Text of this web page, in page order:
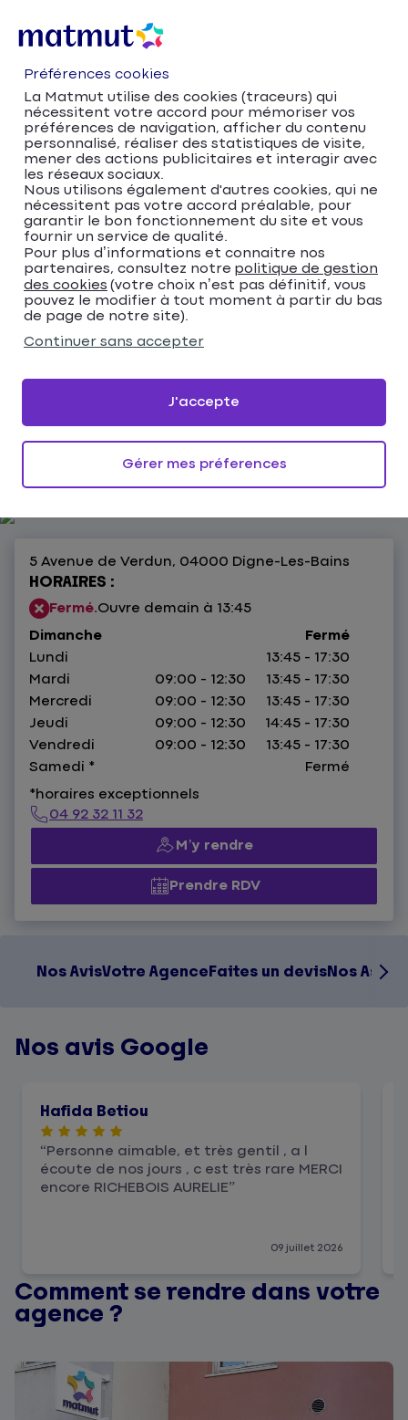
Accueil
Trouver votre agence Matmut
Provence-Alpes-Côte d'Azur
Alpes-de-Haute-Provence
Digne-les-Bains
Matmut Assurances 5 Avenue de Verdun,
Digne-les-Bains
Matmut Assurances 5
Avenue de Verdun,
Digne-les-Bains
5 Avenue de Verdun, 04000 Digne-Les-Bains
HORAIRES :
Fermé.Ouvre demain à 13:45
Dimanche
Fermé
Lundi
13:45 - 17:30
Mardi
09:00 - 12:30
13:45 - 17:30
Mercredi
09:00 - 12:30
13:45 - 17:30
Jeudi
09:00 - 12:30
14:45 - 17:30
Vendredi
09:00 - 12:30
13:45 - 17:30
Samedi *
Fermé
*horaires exceptionnels
04 92 32 11 32
M’y rendre
Prendre RDV
Nos AvisVotre AgenceFaites un devisNos
Nos avis Google
Hafida Betiou
09 juillet 2026
Personne aimable, et très gentil , a l
écoute de nos jours , c est très rare MERCI
encore RICHEBOIS AURELIE
Comment se rendre dans votre
agence ?
Préférences cookies
La Matmut utilise des cookies (traceurs) qui
nécessitent votre accord pour mémoriser vos
préférences de navigation, afficher du contenu
personnalisé, réaliser des statistiques de visite,
mener des actions publicitaires et interagir avec
les réseaux sociaux.
Nous utilisons également d'autres cookies, qui ne
nécessitent pas votre accord préalable, pour
garantir le bon fonctionnement du site et vous
fournir un service de qualité.
Pour plus d’informations et connaitre nos
partenaires, consultez notre politique de gestion
des cookies (votre choix n’est pas définitif, vous
pouvez le modifier à tout moment à partir du bas
de page de notre site).
Continuer sans accepter
Gérer mes préferences
J'accepte